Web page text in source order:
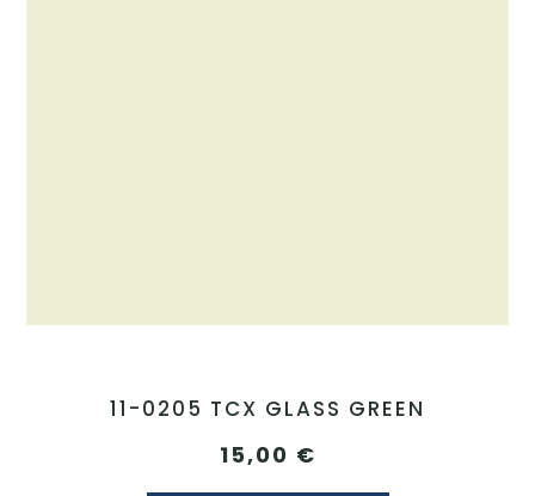
11-0205 TCX GLASS GREEN
15,00 €